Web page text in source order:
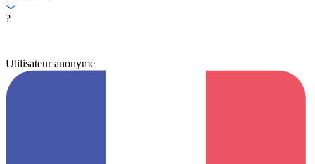
?
Utilisateur anonyme